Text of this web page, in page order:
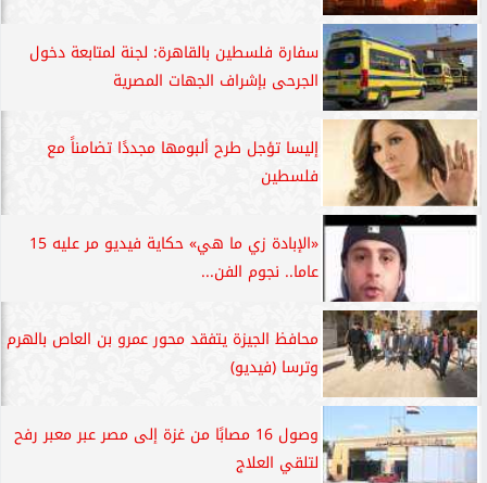
سفارة فلسطين بالقاهرة: لجنة لمتابعة دخول
الجرحى بإشراف الجهات المصرية
إليسا تؤجل طرح ألبومها مجددًا تضامناً مع
فلسطين
«الإبادة زي ما هي» حكاية فيديو مر عليه 15
عاما.. نجوم الفن...
محافظ الجيزة يتفقد محور عمرو بن العاص بالهرم
وترسا (فيديو)
وصول 16 مصابًا من غزة إلى مصر عبر معبر رفح
لتلقي العلاج